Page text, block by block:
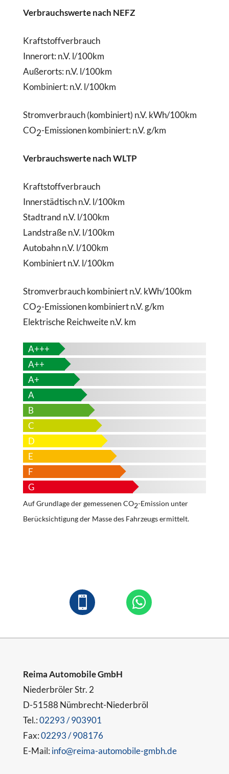
Verbrauchswerte nach NEFZ
Kraftstoffverbrauch
Innerort: n.V. l/100km
Außerorts: n.V. l/100km
Kombiniert: n.V. l/100km
Stromverbrauch (kombiniert) n.V. kWh/100km
CO2-Emissionen kombiniert: n.V. g/km
Verbrauchswerte nach WLTP
Kraftstoffverbrauch
Innerstädtisch n.V. l/100km
Stadtrand n.V. l/100km
Landstraße n.V. l/100km
Autobahn n.V. l/100km
Kombiniert n.V. l/100km
Stromverbrauch kombiniert n.V. kWh/100km
CO2-Emissionen kombiniert n.V. g/km
Elektrische Reichweite n.V. km
A+++
A++
A+
A
B
C
D
E
F
G
Auf Grundlage der gemessenen CO2-Emission unter
Berücksichtigung der Masse des Fahrzeugs ermittelt.
 
Reima Automobile GmbH
Niederbröler Str. 2
D-51588 Nümbrecht-Niederbröl
Tel.:02293 / 903901
Fax:02293 / 908176
E-Mail: info@reima-automobile-gmbh.de